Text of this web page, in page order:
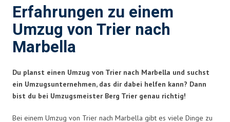
Erfahrungen zu einem
Umzug von Trier nach
Marbella
Du planst einen Umzug von Trier nach Marbella und suchst
ein Umzugsunternehmen, das dir dabei helfen kann? Dann
bist du bei Umzugsmeister Berg Trier genau richtig!
Bei einem Umzug von Trier nach Marbella gibt es viele Dinge zu